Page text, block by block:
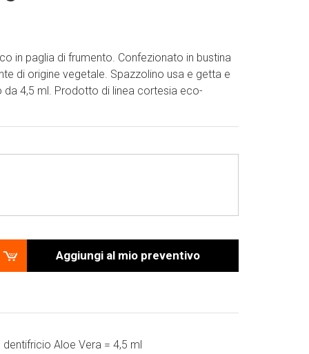
in paglia di frumento. Confezionato in bustina
di origine vegetale. Spazzolino usa e getta e
da 4,5 ml. Prodotto di linea cortesia eco-
Aggiungi al mio preventivo
dentifricio Aloe Vera = 4,5 ml